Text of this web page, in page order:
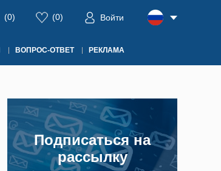
(0) (0) Войти
ВОПРОС-ОТВЕТ РЕКЛАМА
Подписаться на
рассылку